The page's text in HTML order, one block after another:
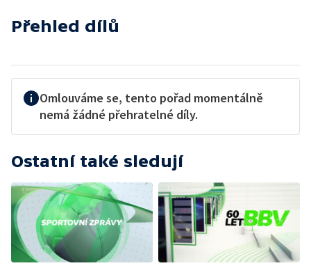
Přehled dílů
Omlouváme se, tento pořad momentálně
nemá žádné přehratelné díly.
Ostatní také sledují